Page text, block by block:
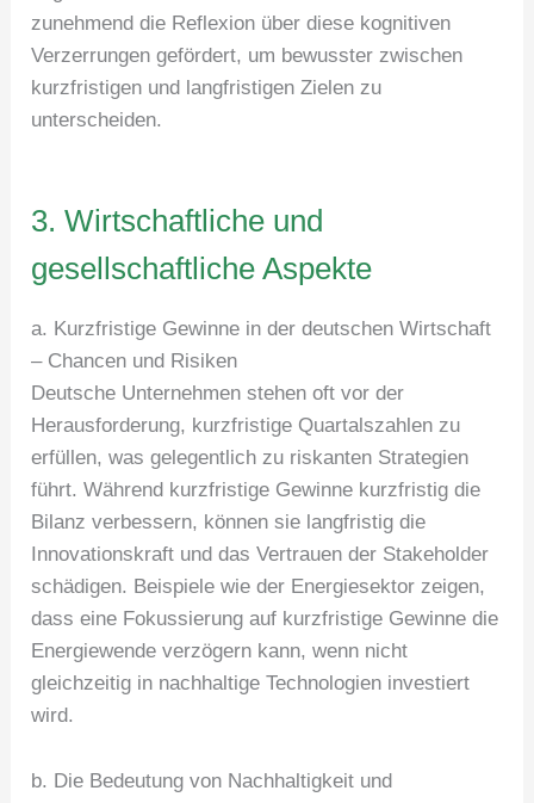
zunehmend die Reflexion über diese kognitiven
Verzerrungen gefördert, um bewusster zwischen
kurzfristigen und langfristigen Zielen zu
unterscheiden.
3. Wirtschaftliche und
gesellschaftliche Aspekte
a. Kurzfristige Gewinne in der deutschen Wirtschaft
– Chancen und Risiken
Deutsche Unternehmen stehen oft vor der
Herausforderung, kurzfristige Quartalszahlen zu
erfüllen, was gelegentlich zu riskanten Strategien
führt. Während kurzfristige Gewinne kurzfristig die
Bilanz verbessern, können sie langfristig die
Innovationskraft und das Vertrauen der Stakeholder
schädigen. Beispiele wie der Energiesektor zeigen,
dass eine Fokussierung auf kurzfristige Gewinne die
Energiewende verzögern kann, wenn nicht
gleichzeitig in nachhaltige Technologien investiert
wird.
b. Die Bedeutung von Nachhaltigkeit und